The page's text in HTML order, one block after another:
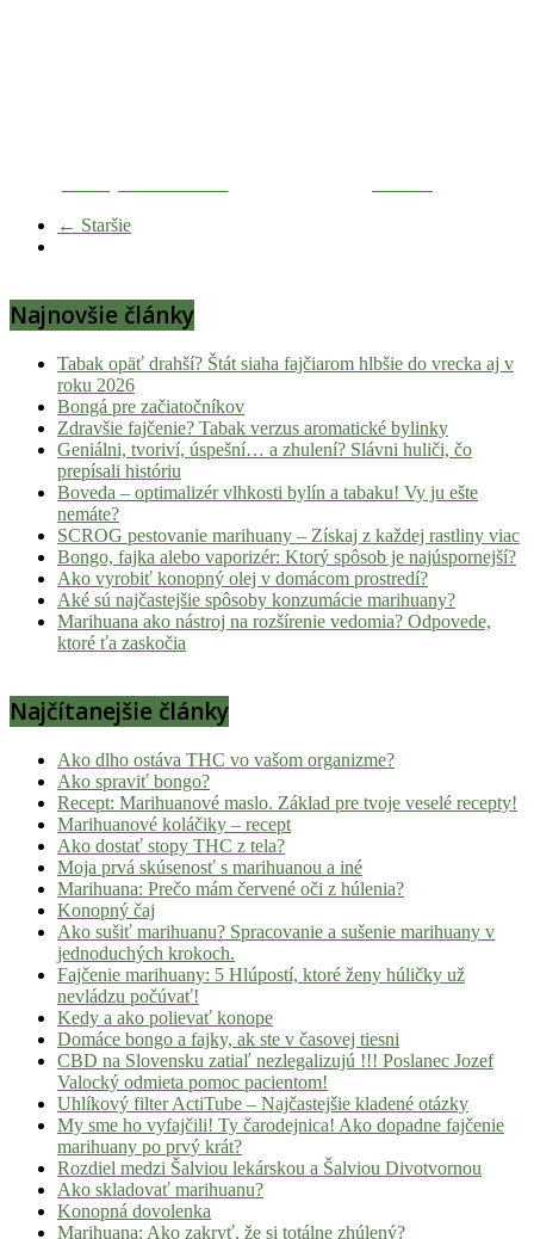
← Staršie
Najnovšie články
Tabak opäť drahší? Štát siaha fajčiarom hlbšie do vrecka aj v
roku 2026
Bongá pre začiatočníkov
Zdravšie fajčenie? Tabak verzus aromatické bylinky
Geniálni, tvoriví, úspešní… a zhulení? Slávni huliči, čo
prepísali históriu
Boveda – optimalizér vlhkosti bylín a tabaku! Vy ju ešte
nemáte?
SCROG pestovanie marihuany – Získaj z každej rastliny viac
Bongo, fajka alebo vaporizér: Ktorý spôsob je najúspornejší?
Ako vyrobiť konopný olej v domácom prostredí?
Aké sú najčastejšie spôsoby konzumácie marihuany?
Marihuana ako nástroj na rozšírenie vedomia? Odpovede,
ktoré ťa zaskočia
Najčítanejšie články
Ako dlho ostáva THC vo vašom organizme?
Ako spraviť bongo?
Recept: Marihuanové maslo. Základ pre tvoje veselé recepty!
Marihuanové koláčiky – recept
Ako dostať stopy THC z tela?
Moja prvá skúsenosť s marihuanou a iné
Marihuana: Prečo mám červené oči z húlenia?
Konopný čaj
Ako sušiť marihuanu? Spracovanie a sušenie marihuany v
jednoduchých krokoch.
Fajčenie marihuany: 5 Hlúpostí, ktoré ženy húličky už
nevládzu počúvať!
Kedy a ako polievať konope
Domáce bongo a fajky, ak ste v časovej tiesni
CBD na Slovensku zatiaľ nezlegalizujú !!! Poslanec Jozef
Valocký odmieta pomoc pacientom!
Uhlíkový filter ActiTube – Najčastejšie kladené otázky
My sme ho vyfajčili! Ty čarodejnica! Ako dopadne fajčenie
marihuany po prvý krát?
Rozdiel medzi Šalviou lekárskou a Šalviou Divotvornou
Ako skladovať marihuanu?
Konopná dovolenka
Marihuana: Ako zakryť, že si totálne zhúlený?